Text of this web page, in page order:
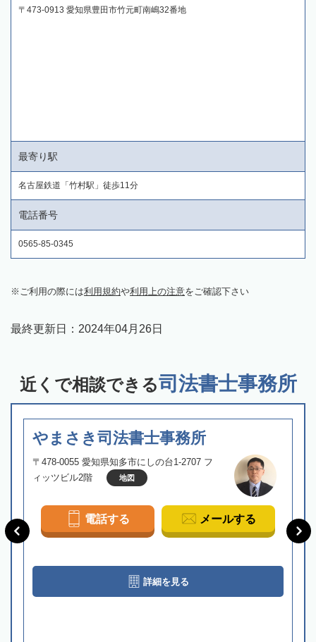
〒473-0913 愛知県豊田市竹元町南嶋32番地
最寄り駅
名古屋鉄道「竹村駅」徒歩11分
電話番号
0565-85-0345
ご利用の際には利用規約や利用上の注意をご確認下さい
最終更新日： 2024年04月26日
近くで相談できる司法書士事務所
やまさき司法書士事務所
〒478-0055 愛知県知多市にしの台1-2707 フ
ィッツビル2階
地図
電話する メールする
詳細を見る